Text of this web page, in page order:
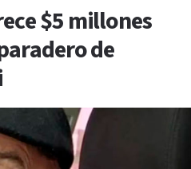
$5 millones
de